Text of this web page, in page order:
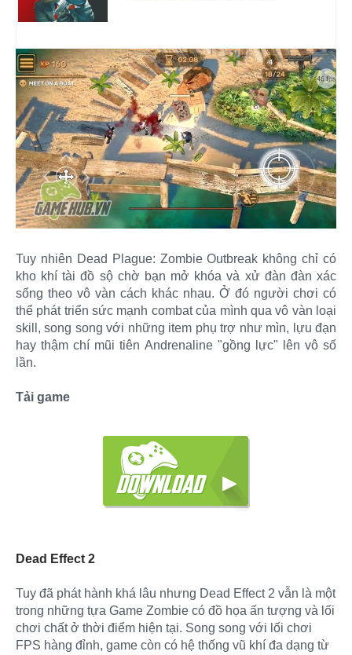
Tuy nhiên Dead Plague: Zombie Outbreak không chỉ có
kho khí tài đồ sộ chờ bạn mở khóa và xử đàn đàn xác
sống theo vô vàn cách khác nhau. Ở đó người chơi có
thể phát triển sức mạnh combat của mình qua vô vàn loại
skill, song song với những item phụ trợ như mìn, lựu đạn
hay thậm chí mũi tiên Andrenaline "gồng lực" lên vô số
lần.
Tải game
Dead Effect 2
Tuy đã phát hành khá lâu nhưng Dead Effect 2 vẫn là một
trong những tựa Game Zombie có đồ họa ấn tượng và lối
chơi chất ở thời điểm hiện tại. Song song với lối chơi
FPS hàng đỉnh, game còn có hệ thống vũ khí đa dạng từ